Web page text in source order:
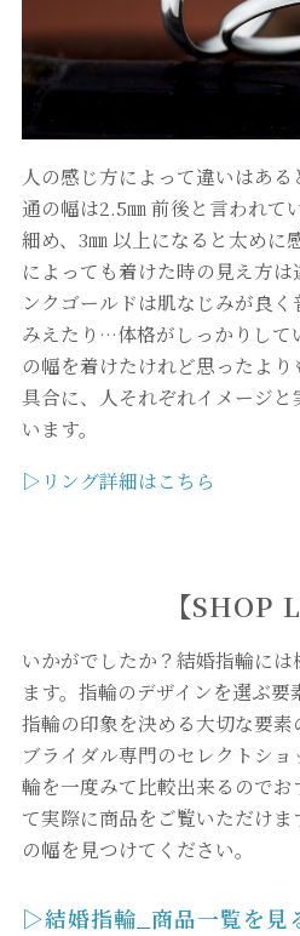
人の感じ方によって違いはあ
通の幅は2.5㎜ 前後と言われて
細め、3㎜ 以上になると太めに
によっても着けた時の見え方
ンクゴールドは肌なじみが良く
みえたり…体格がしっかりして
の幅を着けたけれど思ったよ
具合に、人それぞれイメージ
います。
▷リング詳細はこちら
【SHOP
いかがでしたか？結婚指輪には
ます。指輪のデザインを選ぶ
指輪の印象を決める大切な要素
ブライダル専門のセレクトシ
輪を一度みて比較出来るので
て実際に商品をご覧いただけま
の幅を見つけてください。
▷結婚指輪_商品一覧を見